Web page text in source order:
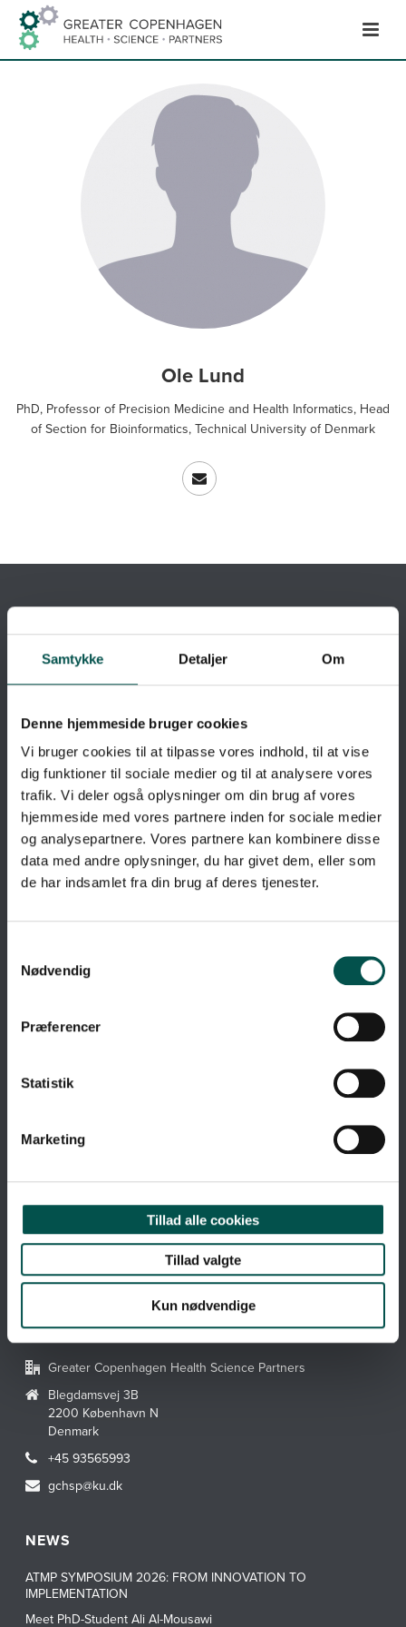
Skip
to
Content
Samtykke Detaljer Om
Denne hjemmeside bruger cookies
Vi bruger cookies til at tilpasse vores indhold, til at vise
dig funktioner til sociale medier og til at analysere vores
trafik. Vi deler også oplysninger om din brug af vores
hjemmeside med vores partnere inden for sociale medier
og analysepartnere. Vores partnere kan kombinere disse
data med andre oplysninger, du har givet dem, eller som
de har indsamlet fra din brug af deres tjenester.
Nødvendig
Præferencer
Statistik
Marketing
Tillad alle cookies
Tillad valgte
Kun nødvendige
Ole Lund
PhD, Professor of Precision Medicine and Health Informatics, Head
of Section for Bioinformatics, Technical University of Denmark
Web accessibility
CAGs
CONTACT GCHSP
Greater Copenhagen Health Science Partners
Blegdamsvej 3B
2200 København N
Denmark
+45 93565993
gchsp@ku.dk
NEWS
ATMP SYMPOSIUM 2026: FROM INNOVATION TO
IMPLEMENTATION
Meet PhD-Student Ali Al-Mousawi